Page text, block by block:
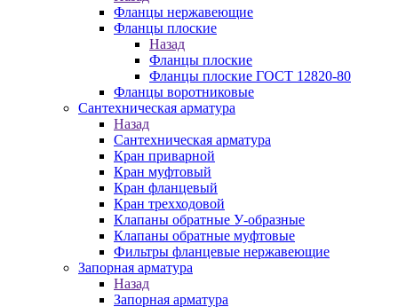
Фланцы нержавеющие
Фланцы плоские
Назад
Фланцы плоские
Фланцы плоские ГОСТ 12820-80
Фланцы воротниковые
Сантехническая арматура
Назад
Сантехническая арматура
Кран приварной
Кран муфтовый
Кран фланцевый
Кран трехходовой
Клапаны обратные У-образные
Клапаны обратные муфтовые
Фильтры фланцевые нержавеющие
Запорная арматура
Назад
Запорная арматура